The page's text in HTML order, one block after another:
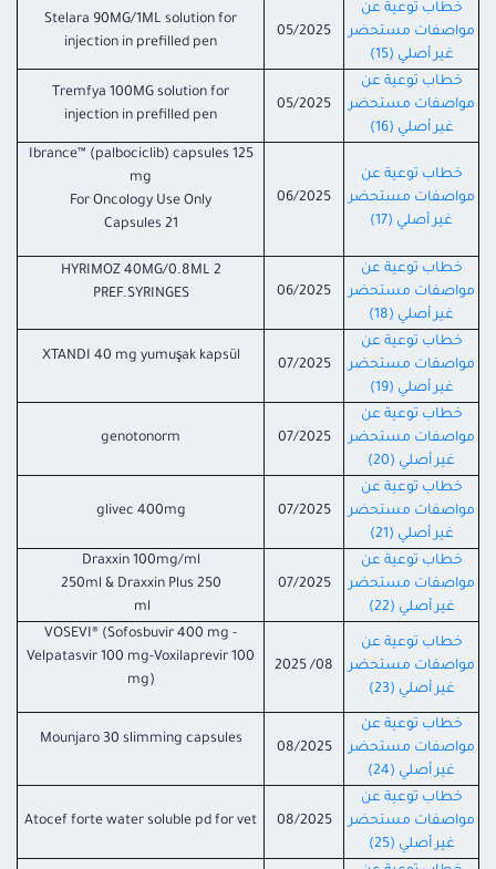
خطاب توعية عن
مواصفات مستحضر
غير أصلي (15)
05/2025
Stelara 90MG/1ML solution for
injection in prefilled pen
خطاب توعية عن
مواصفات مستحضر
غير أصلي (16)
05/2025
Tremfya 100MG solution for
injection in prefilled pen
خطاب توعية عن
مواصفات مستحضر
غير أصلي (17)
06/2025
Ibrance™ (palbociclib) capsules 125
mg
For Oncology Use Only
21 Capsules
خطاب توعية عن
مواصفات مستحضر
غير أصلي (18)
06/2025
HYRIMOZ 40MG/0.8ML 2
PREF.SYRINGES
خطاب توعية عن
مواصفات مستحضر
غير أصلي (19)
07/2025
XTANDI 40 mg yumuşak kapsül
خطاب توعية عن
مواصفات مستحضر
غير أصلي (20)
07/2025
genotonorm
خطاب توعية عن
مواصفات مستحضر
غير أصلي (21)
07/2025
glivec 400mg
خطاب توعية عن
مواصفات مستحضر
غير أصلي (22)
07/2025
Draxxin 100mg/ml
250ml & Draxxin Plus 250
ml
خطاب توعية عن
مواصفات مستحضر
غير أصلي (23)
08/ 2025
VOSEVI® (Sofosbuvir 400 mg -
Velpatasvir 100 mg-Voxilaprevir 100
mg)
خطاب توعية عن
مواصفات مستحضر
غير أصلي (24)
08/2025
Mounjaro 30 slimming capsules
خطاب توعية عن
مواصفات مستحضر
غير أصلي (25)
08/2025
Atocef forte water soluble pd for vet